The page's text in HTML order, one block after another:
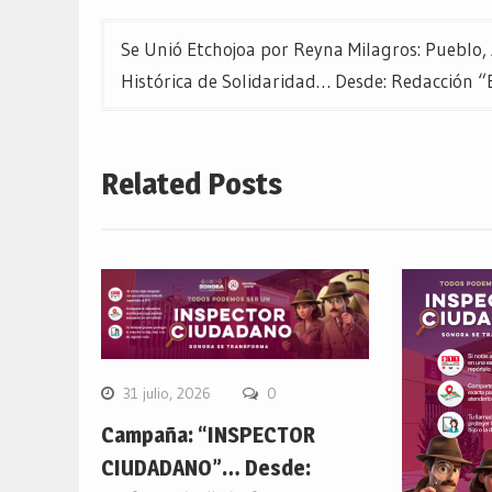
Se Unió Etchojoa por Reyna Milagros:
Histórica de Solidaridad… Desde: Redacción
Related Posts
31 julio, 2026 0
Campaña: “INSPECTOR
CIUDADANO”… Desde: